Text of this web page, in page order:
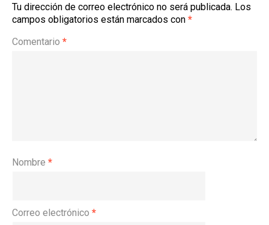
Tu dirección de correo electrónico no será publicada. Los
campos obligatorios están marcados con *
Comentario *
Nombre *
Correo electrónico *